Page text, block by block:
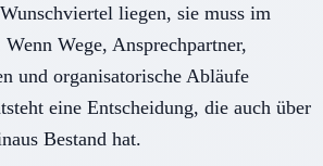
liegen, sie muss im
Wege, Ansprechpartner,
und organisatorische Abläufe
eine Entscheidung, die auch über
Bestand hat.